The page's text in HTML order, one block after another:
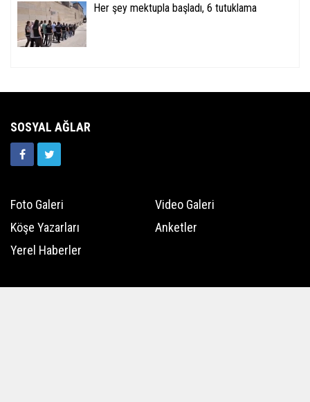
Her şey mektupla başladı, 6 tutuklama
SOSYAL AĞLAR
Foto Galeri
Video Galeri
Köşe Yazarları
Anketler
Yerel Haberler